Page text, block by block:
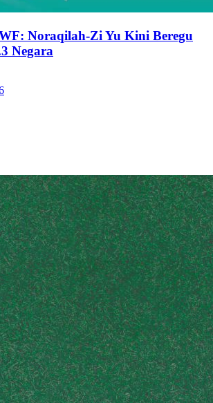
Noraqilah-Zi Yu Kini Beregu
Negara